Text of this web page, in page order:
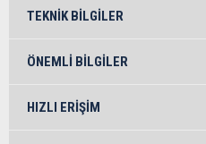
TEKNIK BILGILER
ÖNEMLI BILGILER
HIZLI ERIŞIM